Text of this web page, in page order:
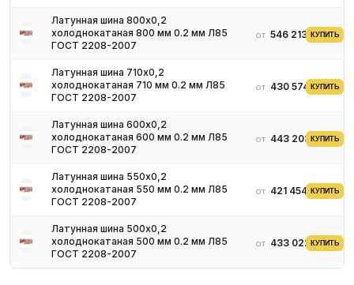
Латунная шина 800х0,2
холоднокатаная 800 мм 0.2 мм Л85
ГОСТ 2208-2007
от 546 213 ₽КУПИТЬ
Латунная шина 710х0,2
холоднокатаная 710 мм 0.2 мм Л85
ГОСТ 2208-2007
от 430 574 ₽КУПИТЬ
Латунная шина 600х0,2
холоднокатаная 600 мм 0.2 мм Л85
ГОСТ 2208-2007
от 443 203 ₽КУПИТЬ
Латунная шина 550х0,2
холоднокатаная 550 мм 0.2 мм Л85
ГОСТ 2208-2007
от 421 454 ₽КУПИТЬ
Латунная шина 500х0,2
холоднокатаная 500 мм 0.2 мм Л85
ГОСТ 2208-2007
от 433 022 ₽КУПИТЬ